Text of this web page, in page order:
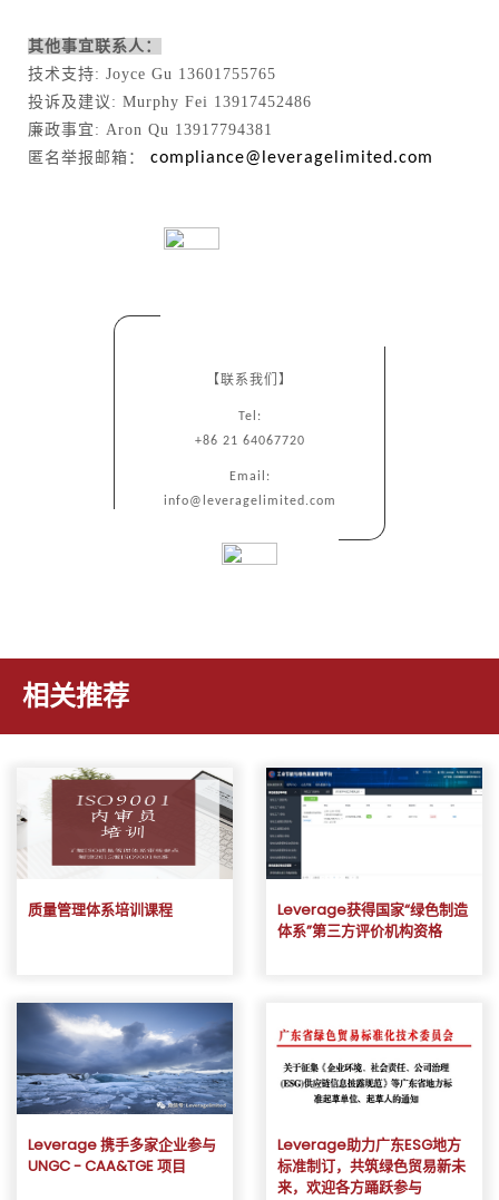
其他事宜联系人：
技术支持: Joyce Gu 13601755765
投诉及建议: Murphy Fei 13917452486
廉政事宜: Aron Qu 13917794381
匿名举报邮箱： compliance@leveragelimited.com
【联系我们】
Tel:
+86 21 64067720
Email:
info@leveragelimited.com
相关推荐
质量管理体系培训课程
Leverage获得国家“绿色制造
体系”第三方评价机构资格
Leverage 携手多家企业参与
UNGC - CAA&TGE 项目
Leverage助力广东ESG地方
标准制订，共筑绿色贸易新未
来，欢迎各方踊跃参与